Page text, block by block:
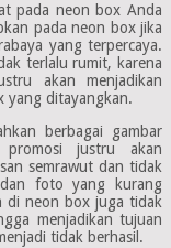
pada neon box Anda
pada neon box jika
yang terpercaya.
terlalu rumit, karena
akan menjadikan
yang ditayangkan.
berbagai gambar
justru akan
semrawut dan tidak
foto yang kurang
di neon box juga tidak
menjadikan tujuan
tidak berhasil.